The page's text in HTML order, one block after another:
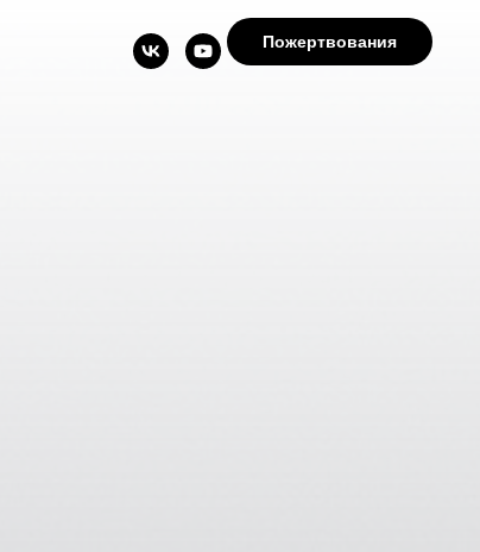
Пожертвования